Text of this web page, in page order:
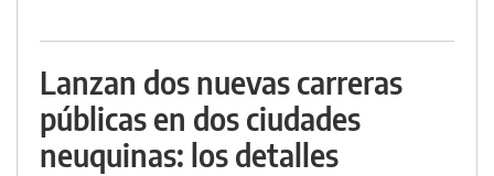
Lanzan dos nuevas carreras
públicas en dos ciudades
neuquinas: los detalles